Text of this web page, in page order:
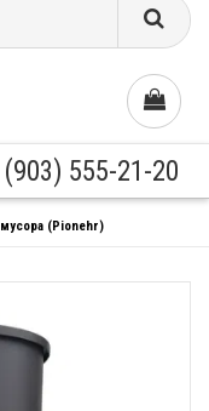
555-21-20
(Pionehr)